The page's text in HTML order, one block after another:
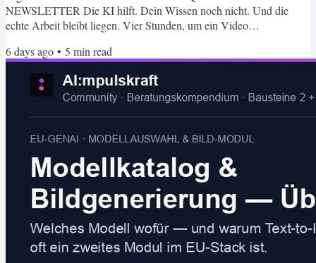
NEWSLETTER Die KI hilft. Dein Wissen noch nicht. Und die
echte Arbeit bleibt liegen. Vier Stunden, um ein Video
Wissen von letztem Jahr abgelegt ist. Und ein Chat-Fenster, das bei
jedem Gespräch neu anfängt, als gäbe es kein Gestern. Das ist kein
KI-Problem. Das ist das Ergebnis, wenn KI als...
6 days ago • 5 min read